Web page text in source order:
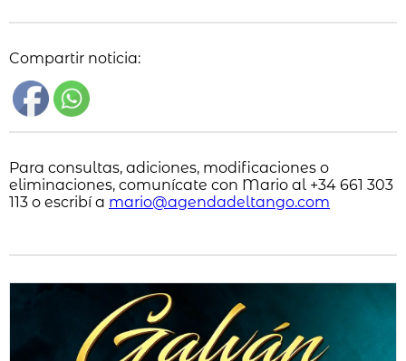
Compartir noticia:
Para consultas, adiciones, modificaciones o
eliminaciones, comunícate con Mario al +34 661 303
113 o escribí a mario@agendadeltango.com